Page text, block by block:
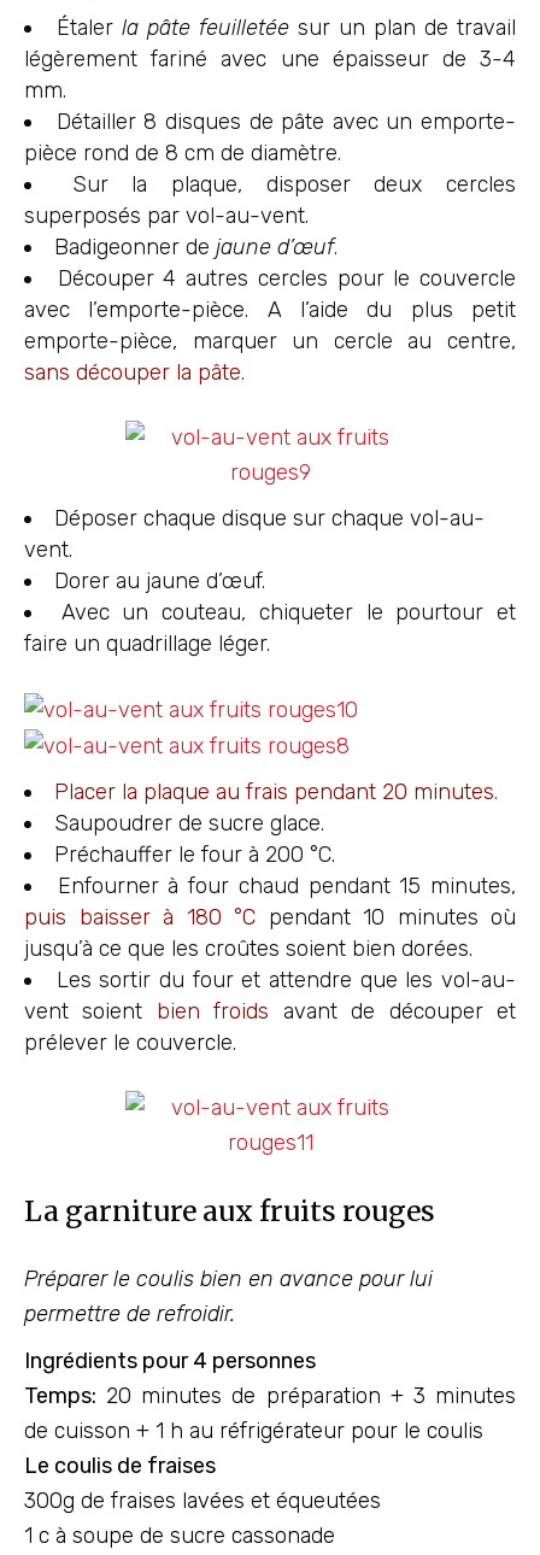
Étaler la pâte feuilletée sur un plan de travail
légèrement fariné avec une épaisseur de 3-4
mm.
Détailler 8 disques de pâte avec un emporte-
pièce rond de 8 cm de diamètre.
Sur la plaque, disposer deux cercles
superposés par vol-au-vent.
Badigeonner de jaune d’œuf.
Découper 4 autres cercles pour le couvercle
avec l’emporte-pièce. A l’aide du plus petit
emporte-pièce, marquer un cercle au centre,
sans découper la pâte.
Déposer chaque disque sur chaque vol-au-
vent.
Dorer au jaune d’œuf.
Avec un couteau, chiqueter le pourtour et
faire un quadrillage léger.
Placer la plaque au frais pendant 20 minutes.
Saupoudrer de sucre glace.
Préchauffer le four à 200 °C.
Enfourner à four chaud pendant 15 minutes,
puis baisser à 180 °C pendant 10 minutes où
jusqu’à ce que les croûtes soient bien dorées.
Les sortir du four et attendre que les vol-au-
vent soient bien froids avant de découper et
prélever le couvercle.
La garniture aux fruits rouges
Préparer le coulis bien en avance pour lui
permettre de refroidir.
Ingrédients pour 4 personnes
Temps: 20 minutes de préparation + 3 minutes
de cuisson + 1 h au réfrigérateur pour le coulis
Le coulis de fraises
300g de fraises lavées et équeutées
1 c à soupe de sucre cassonade